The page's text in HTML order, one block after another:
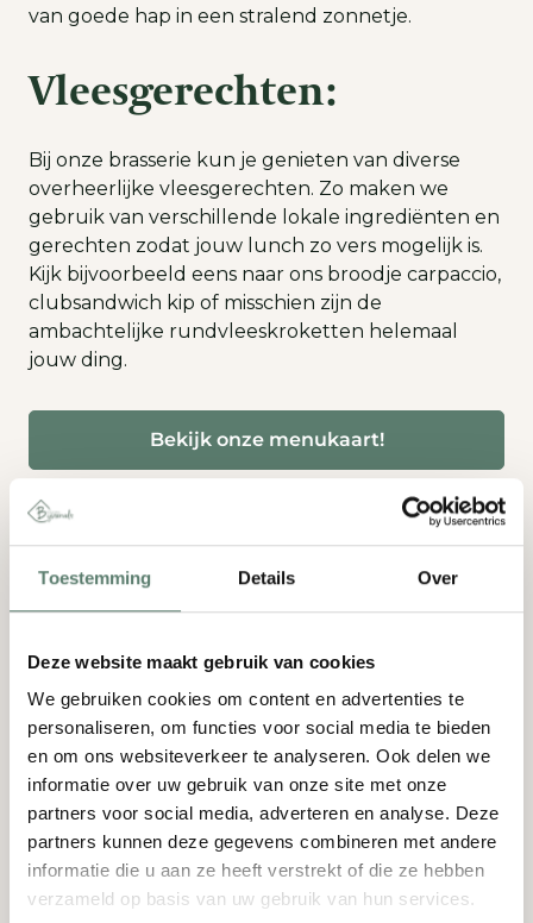
Toestemming Details Over
Deze website maakt gebruik van cookies
We gebruiken cookies om content en advertenties te
personaliseren, om functies voor social media te bieden
en om ons websiteverkeer te analyseren. Ook delen we
informatie over uw gebruik van onze site met onze
partners voor social media, adverteren en analyse. Deze
partners kunnen deze gegevens combineren met andere
informatie die u aan ze heeft verstrekt of die ze hebben
verzameld op basis van uw gebruik van hun services.
van goede hap in een stralend zonnetje.
Vleesgerechten:
Bij onze brasserie kun je genieten van diverse
overheerlijke vleesgerechten. Zo maken we
gebruik van verschillende lokale ingrediënten en
gerechten zodat jouw lunch zo vers mogelijk is.
Kijk bijvoorbeeld eens naar ons broodje carpaccio,
clubsandwich kip of misschien zijn de
ambachtelijke rundvleeskroketten helemaal
jouw ding.
Bekijk onze menukaart!
Visgerechten:
ook kiezen uit diverse visgerechten. Onze
iedere verse visliefhebber. Zo vind je op onze
menukaart verschillende soorten
tonijngerechten, een heerlijk palingbroodje en
zelfs ambachtelijke garnalenkroketten. Liever
genieten van een soepje? Kies dan onze
kreeftensoep!